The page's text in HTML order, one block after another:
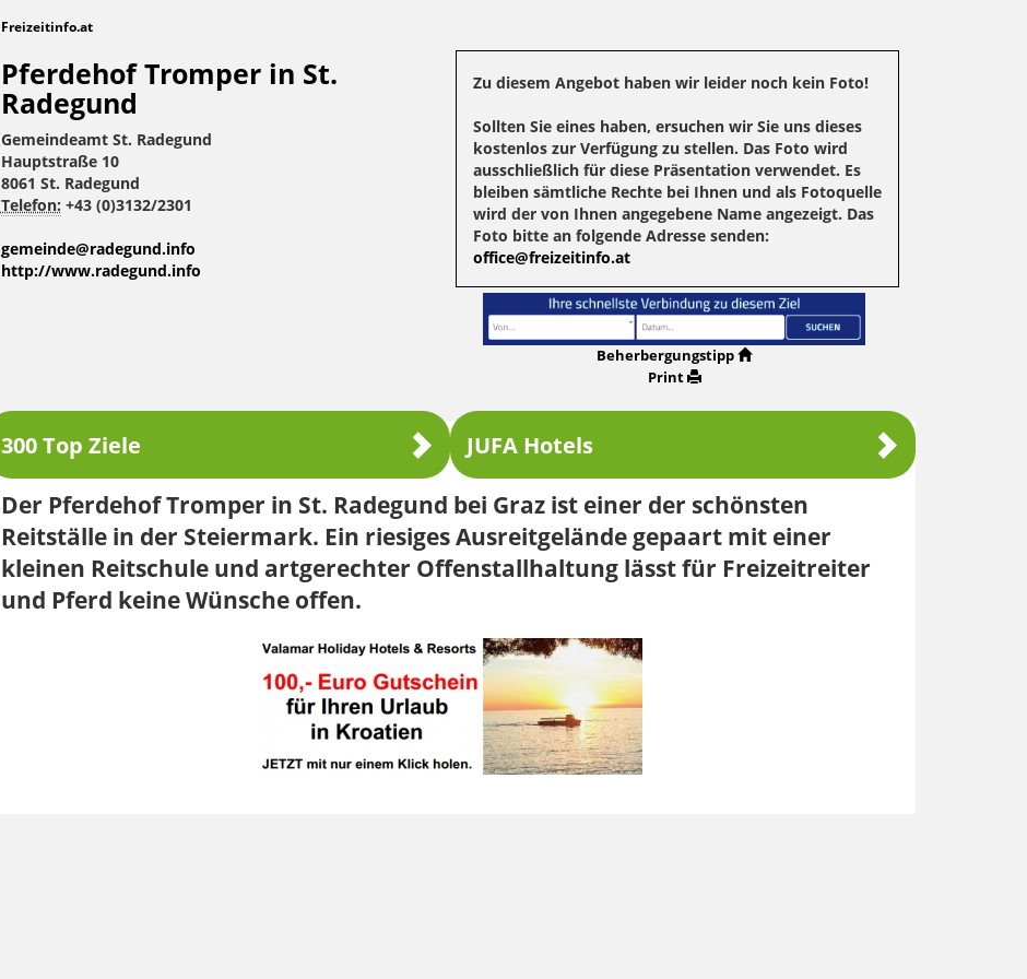
Freizeitinfo.at
Pferdehof Tromper in St.
Radegund
Gemeindeamt St. Radegund
Hauptstraße 10
8061 St. Radegund
Telefon: +43 (0)3132/2301
gemeinde@radegund.info
http://www.radegund.info
Zu diesem Angebot haben wir leider noch kein Foto!
Sollten Sie eines haben, ersuchen wir Sie uns dieses
kostenlos zur Verfügung zu stellen. Das Foto wird
ausschließlich für diese Präsentation verwendet. Es
bleiben sämtliche Rechte bei Ihnen und als Fotoquelle
wird der von Ihnen angegebene Name angezeigt. Das
Foto bitte an folgende Adresse senden:
office@freizeitinfo.at
Beherbergungstipp
Print
300 Top Ziele JUFA Hotels
Der Pferdehof Tromper in St. Radegund bei Graz ist einer der schönsten
Reitställe in der Steiermark. Ein riesiges Ausreitgelände gepaart mit einer
kleinen Reitschule und artgerechter Offenstallhaltung lässt für Freizeitreiter
und Pferd keine Wünsche offen.